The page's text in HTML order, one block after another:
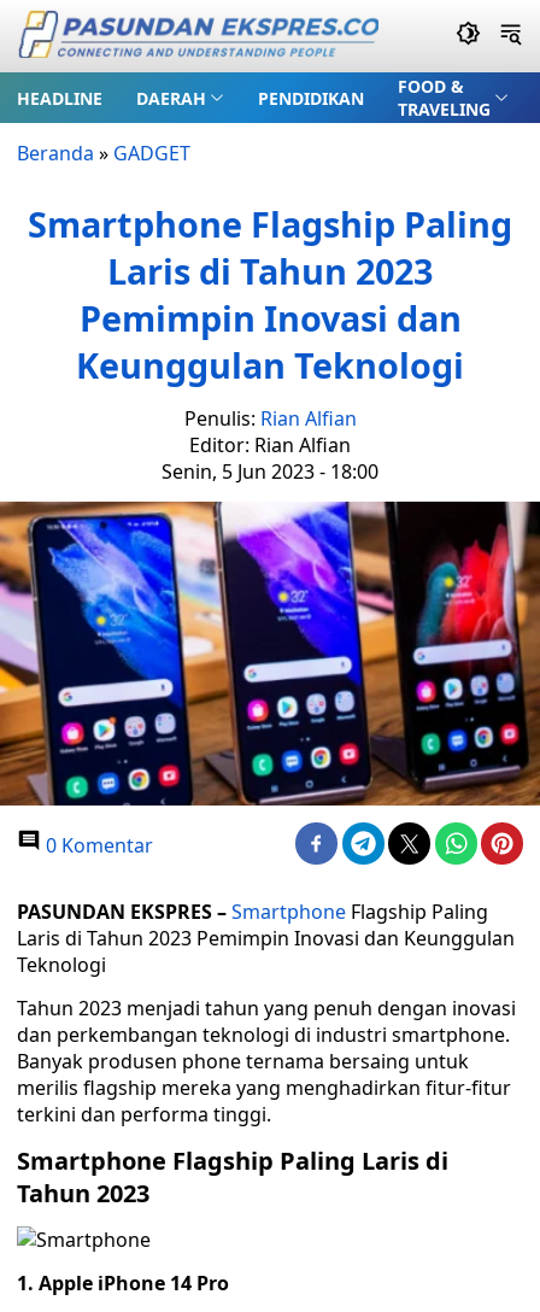
HEADLINE DAERAH PENDIDIKAN
FOOD &
TRAVELING
Beranda » GADGET
Smartphone Flagship Paling
Laris di Tahun 2023
Pemimpin Inovasi dan
Keunggulan Teknologi
Penulis: Rian Alfian
Editor: Rian Alfian
Senin, 5 Jun 2023 - 18:00
0 Komentar
PASUNDAN EKSPRES –Smartphone Flagship Paling
Laris di Tahun 2023 Pemimpin Inovasi dan Keunggulan
Teknologi
Tahun 2023 menjadi tahun yang penuh dengan inovasi
dan perkembangan teknologi di industri smartphone.
Banyak produsen phone ternama bersaing untuk
merilis flagship mereka yang menghadirkan fitur-fitur
terkini dan performa tinggi.
Smartphone Flagship Paling Laris di
Tahun 2023
1. Apple iPhone 14 Pro